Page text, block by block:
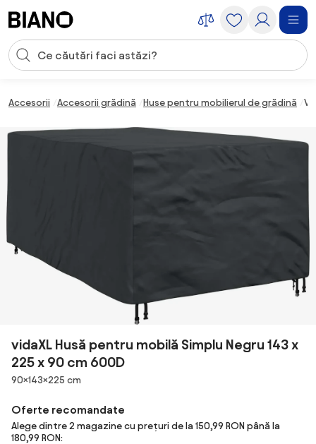
Introducerea căutării
Accesorii Accesorii grădină Huse pentru mobilierul de grădină
vidaXL Husă pentru mobilă Simplu Negru 143 x
225 x 90 cm 600D
Dimensiuni
90×143×225 cm
Oferte recomandate
Alege dintre 2 magazine cu prețuri de la 150,99 RON până la
180,99 RON: